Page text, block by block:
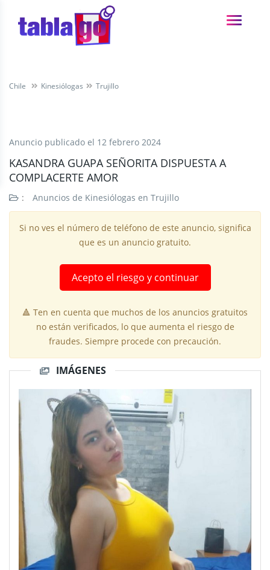
Chile Kinesiólogas Trujillo
Anuncio publicado el 12 febrero 2024
KASANDRA GUAPA SEÑORITA DISPUESTA A
COMPLACERTE AMOR
: Anuncios de Kinesiólogas en Trujillo
Si no ves el número de teléfono de este anuncio, significa
que es un anuncio gratuito.
Acepto el riesgo y continuar
🔺 Ten en cuenta que muchos de los anuncios gratuitos
no están verificados, lo que aumenta el riesgo de
fraudes. Siempre procede con precaución.
IMÁGENES